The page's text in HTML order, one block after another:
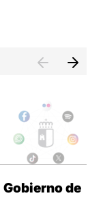
Gobierno de